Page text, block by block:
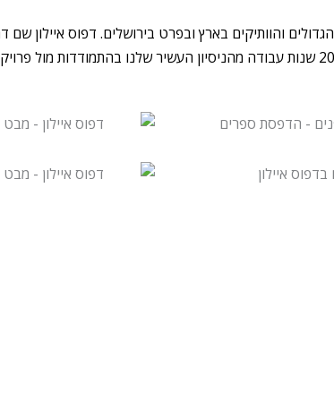
הגדולים והוותיקים בארץ ובפרט בירושלים. דפוס איילון
, הדפסת מגזינים ועוד. קהל לקוחות דפוס איילון נהנה כבר למעלה מ-20 שנות עבודה מהניסיון העשיר